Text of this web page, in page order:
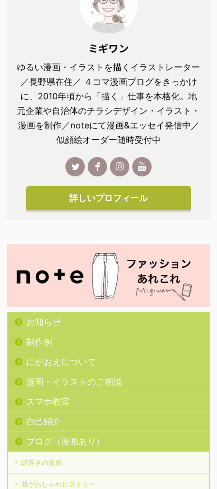
ミギワン
ゆるい漫画・イラストを描くイラストレーター
／長野県在住／ ４コマ漫画ブログをきっかけ
に、2010年頃から「描く」仕事を本格化。地
元企業や自治体のチラシデザイン・イラスト・
漫画を制作／noteにて漫画&エッセイ発信中／
似顔絵オーダー随時受付中
詳しいプロフィール
お知らせ
制作例
にがおえについて
漫画・イラストのご相談
スマホ教室
自己紹介
ブログ（漫画あり）
絵描きの徒然
我がおしゃれヒストリー